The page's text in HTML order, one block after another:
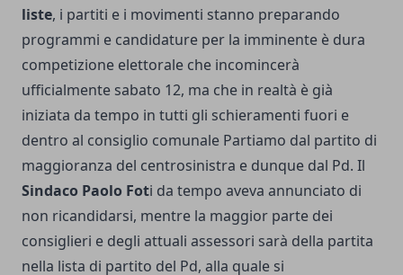
liste, i partiti e i movimenti stanno preparando
programmi e candidature per la imminente è dura
competizione elettorale che incomincerà
ufficialmente sabato 12, ma che in realtà è già
iniziata da tempo in tutti gli schieramenti fuori e
dentro al consiglio comunale Partiamo dal partito di
maggioranza del centrosinistra e dunque dal Pd. Il
Sindaco Paolo Foti da tempo aveva annunciato di
non ricandidarsi, mentre la maggior parte dei
consiglieri e degli attuali assessori sarà della partita
nella lista di partito del Pd, alla quale si